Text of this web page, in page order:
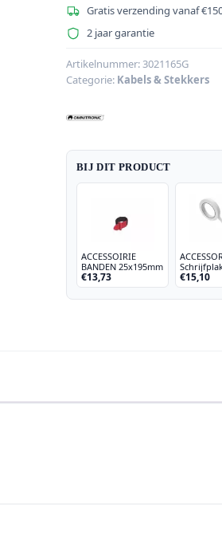
kabel
6.3
3m
bk
Gratis verzending vanaf
2 jaar garantie
Artikelnummer: 3021165G
Categorie: Kabels & Stekkers
BIJ DIT PRODUCT
ACCESSOIRIE
BANDEN 25x195mm
€13,73
19mmx33m
€15,10